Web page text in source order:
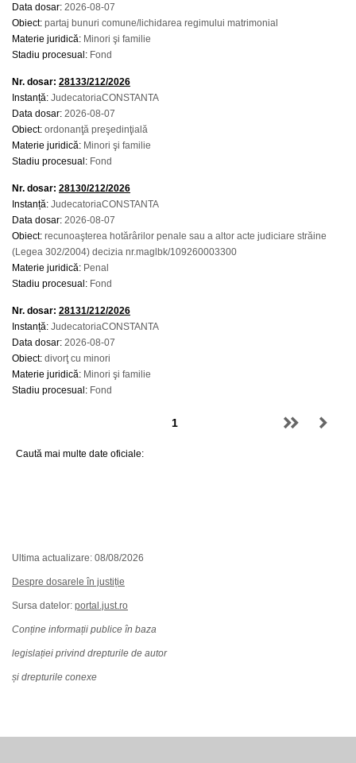
Data dosar: 2026-08-07
Obiect: partaj bunuri comune/lichidarea regimului matrimonial
Materie juridică: Minori şi familie
Stadiu procesual: Fond
Nr. dosar: 28133/212/2026
Instanță: JudecatoriaCONSTANTA
Data dosar: 2026-08-07
Obiect: ordonanţă preşedinţială
Materie juridică: Minori şi familie
Stadiu procesual: Fond
Nr. dosar: 28130/212/2026
Instanță: JudecatoriaCONSTANTA
Data dosar: 2026-08-07
Obiect: recunoaşterea hotărârilor penale sau a altor acte judiciare străine
(Legea 302/2004) decizia nr.maglbk/109260003300
Materie juridică: Penal
Stadiu procesual: Fond
Nr. dosar: 28131/212/2026
Instanță: JudecatoriaCONSTANTA
Data dosar: 2026-08-07
Obiect: divorţ cu minori
Materie juridică: Minori şi familie
Stadiu procesual: Fond
Caută mai multe date oficiale:
Ultima actualizare: 08/08/2026
Despre dosarele în justiție
Sursa datelor: portal.just.ro
Conține informații publice în baza
legislației privind drepturile de autor
și drepturile conexe